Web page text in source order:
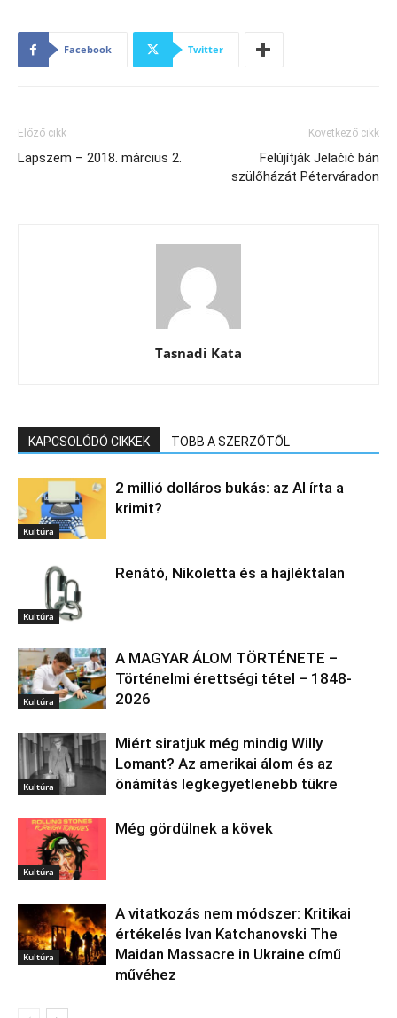
Facebook Twitter
Előző cikk
Lapszem – 2018. március 2.
Következő cikk
Felújítják Jelačić bán
szülőházát Péterváradon
Tasnadi Kata
KAPCSOLÓDÓ CIKKEK TÖBB A SZERZŐTŐL
Kultúra
2 millió dolláros bukás: az AI írta a
krimit?
Kultúra
Renátó, Nikoletta és a hajléktalan
Kultúra
A MAGYAR ÁLOM TÖRTÉNETE –
Történelmi érettségi tétel – 1848-
2026
Kultúra
Miért siratjuk még mindig Willy
Lomant? Az amerikai álom és az
önámítás legkegyetlenebb tükre
Kultúra
Még gördülnek a kövek
Kultúra
A vitatkozás nem módszer: Kritikai
értékelés Ivan Katchanovski The
Maidan Massacre in Ukraine című
művéhez